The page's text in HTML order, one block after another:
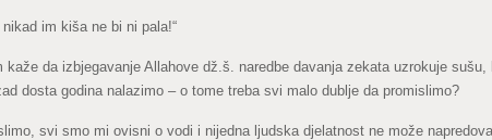
im kiša ne bi ni pala!“
kaže da izbjegavanje Allahove dž.š. naredbe davanja zekata uzrokuje
dosta godina nalazimo – o tome treba svi malo dublje da promislimo?
svi smo mi ovisni o vodi i nijedna ljudska djelatnost ne može